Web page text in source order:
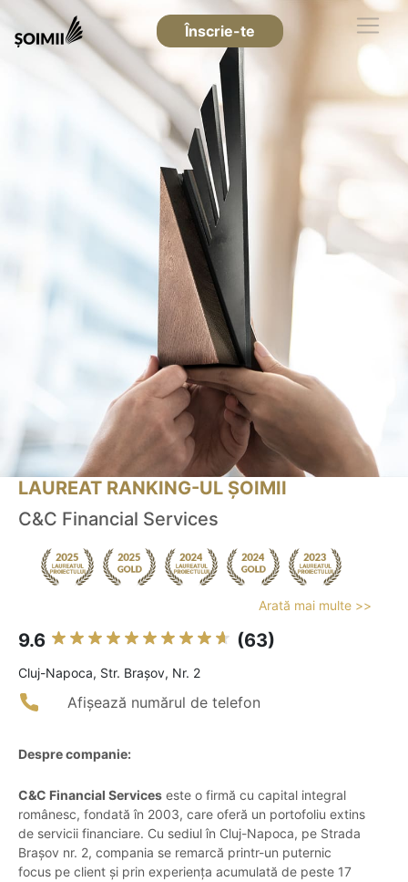
Înscrie-te
LAUREAT RANKING-UL ȘOIMII
C&C Financial Services
Arată mai multe >>
9.6 (63)
Cluj-Napoca, Str. Brașov, Nr. 2
Afișează numărul de telefon
Despre companie:
C&C Financial Services este o firmă cu capital integral
românesc, fondată în 2003, care oferă un portofoliu extins
de servicii financiare. Cu sediul în Cluj-Napoca, pe Strada
Brașov nr. 2, compania se remarcă printr-un puternic
focus pe client și prin experiența acumulată de peste 17